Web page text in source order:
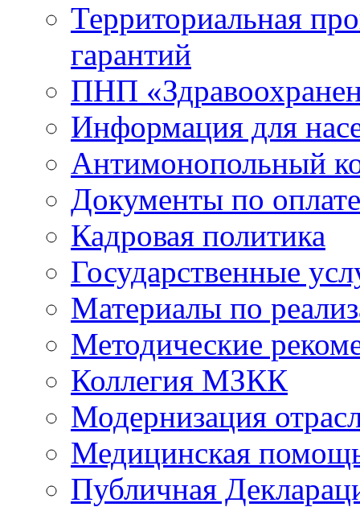
Территориальная
гарантий
ПНП
Информация для
Антимонопольный
Документы по
Кадровая политика
Государственные
Материалы по
Методические
Коллегия МЗКК
Модернизация
Медицинская
Публичная